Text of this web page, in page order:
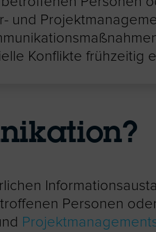
und
Konflikte frühzeitig
Personen